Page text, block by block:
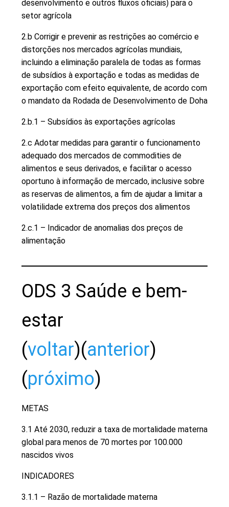
desenvolvimento e outros fluxos oficiais) para o
setor agrícola
2.b Corrigir e prevenir as restrições ao comércio e
distorções nos mercados agrícolas mundiais,
incluindo a eliminação paralela de todas as formas
de subsídios à exportação e todas as medidas de
exportação com efeito equivalente, de acordo com
o mandato da Rodada de Desenvolvimento de Doha
2.b.1 – Subsídios às exportações agrícolas
2.c Adotar medidas para garantir o funcionamento
adequado dos mercados de commodities de
alimentos e seus derivados, e facilitar o acesso
oportuno à informação de mercado, inclusive sobre
as reservas de alimentos, a fim de ajudar a limitar a
volatilidade extrema dos preços dos alimentos
2.c.1 – Indicador de anomalias dos preços de
alimentação
ODS 3 Saúde e bem-
estar
(voltar)(anterior)
(próximo)
METAS
3.1 Até 2030, reduzir a taxa de mortalidade materna
global para menos de 70 mortes por 100.000
nascidos vivos
INDICADORES
3.1.1 – Razão de mortalidade materna